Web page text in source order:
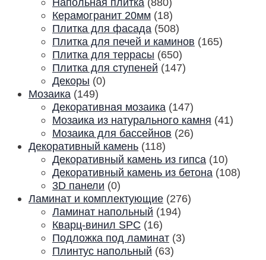
Керамогранит 20мм (18)
Плитка для фасада (508)
Плитка для печей и каминов (165)
Плитка для террасы (650)
Плитка для ступеней (147)
Декоры (0)
Мозаика (149)
Декоративная мозаика (147)
Мозаика из натурального камня (41)
Мозаика для бассейнов (26)
Декоративный камень (118)
Декоративный камень из гипса (10)
Декоративный камень из бетона (108)
3D панели (0)
Ламинат и комплектующие (276)
Ламинат напольный (194)
Кварц-винил SPC (16)
Подложка под ламинат (3)
Плинтус напольный (63)